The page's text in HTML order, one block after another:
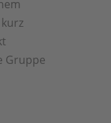
Gruppe